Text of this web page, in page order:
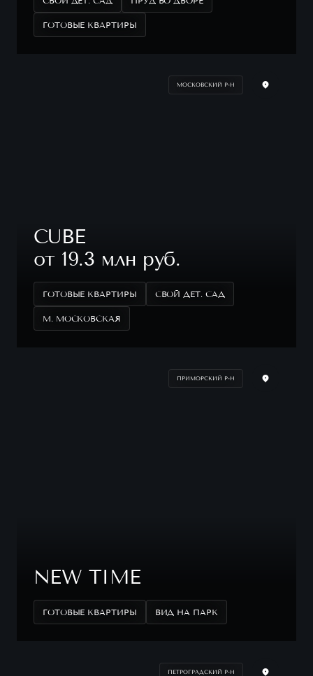
ГОТОВЫЕ КВАРТИРЫ
МОСКОВСКИЙ Р-Н
CUBE
от 19.3 млн руб.
ГОТОВЫЕ КВАРТИРЫ СВОЙ ДЕТ. САД
М. МОСКОВСКАЯ
ПРИМОРСКИЙ Р-Н
NEW TIME
ГОТОВЫЕ КВАРТИРЫ ВИД НА ПАРК
ПЕТРОГРАДСКИЙ Р-Н